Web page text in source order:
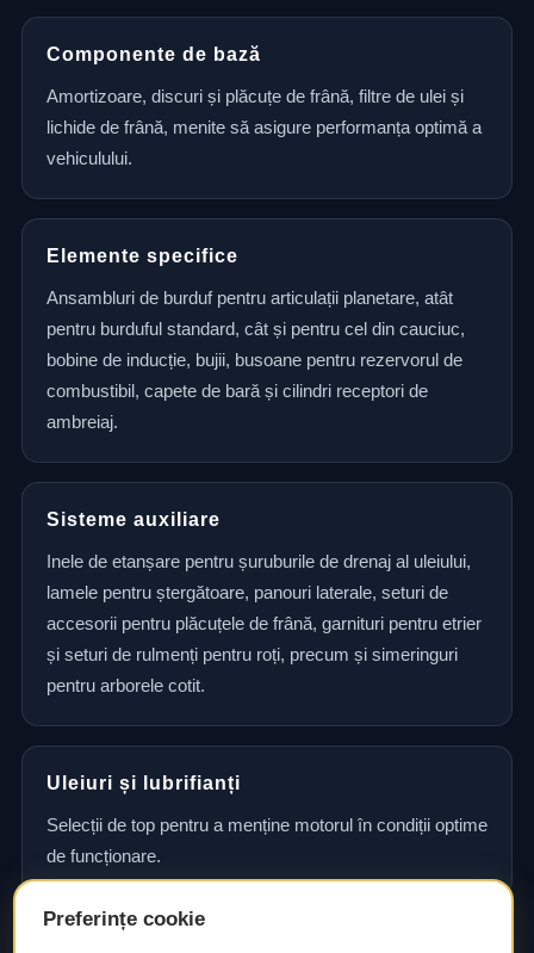
Componente de bază
Amortizoare, discuri și plăcuțe de frână, filtre de ulei și
lichide de frână, menite să asigure performanța optimă a
vehiculului.
Elemente specifice
Ansambluri de burduf pentru articulații planetare, atât
pentru burduful standard, cât și pentru cel din cauciuc,
bobine de inducție, bujii, busoane pentru rezervorul de
combustibil, capete de bară și cilindri receptori de
ambreiaj.
Sisteme auxiliare
Inele de etanșare pentru șuruburile de drenaj al uleiului,
lamele pentru ștergătoare, panouri laterale, seturi de
accesorii pentru plăcuțele de frână, garnituri pentru etrier
și seturi de rulmenți pentru roți, precum și simeringuri
pentru arborele cotit.
Uleiuri și lubrifianți
Selecții de top pentru a menține motorul în condiții optime
de funcționare.
Preferințe cookie